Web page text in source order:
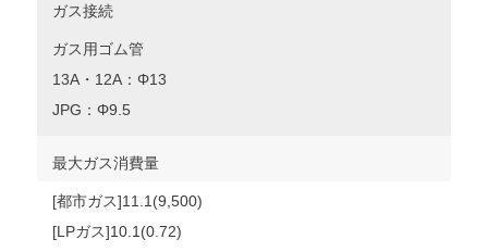
ガス接続
ガス用ゴム管
13A・12A：Φ13
JPG：Φ9.5
最大ガス消費量
[都市ガス]11.1(9,500)
[LPガス]10.1(0.72)